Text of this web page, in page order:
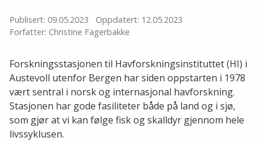
Publisert: 09.05.2023
Oppdatert: 12.05.2023
Forfatter: Christine Fagerbakke
Forskningsstasjonen til Havforskningsinstituttet (HI) i
Austevoll utenfor Bergen har siden oppstarten i 1978
vært sentral i norsk og internasjonal havforskning.
Stasjonen har gode fasiliteter både på land og i sjø,
som gjør at vi kan følge fisk og skalldyr gjennom hele
livssyklusen.